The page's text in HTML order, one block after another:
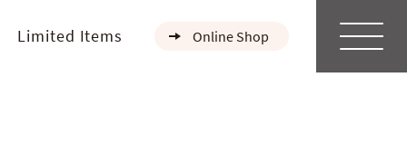
Limited Items Online Shop